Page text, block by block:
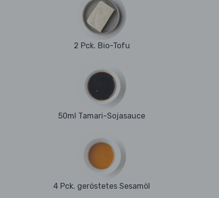
2 Pck. Bio-Tofu
50ml Tamari-Sojasauce
4 Pck. geröstetes Sesamöl